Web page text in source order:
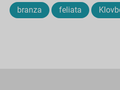
branza feliata